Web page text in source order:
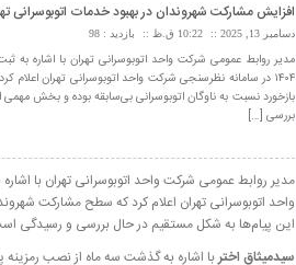
افزایش مشارکت شهروندان در بهبود خدمات اتوبوسرانی
دسامبر 13, 2025 10:22 ق.ظ بازدید : 98
۱۴۰۴ در سامانه نظرسنجی شرکت واحد اتوبوسرانی تهران
بازخورد نسبت به ناوگان اتوبوسرانی بی‌سابقه بوده و بخش
بررسی […]
واحد اتوبوسرانی تهران اعلام کرد که سطح مشارکت
این پیام‌ها به شکل مستقیم در حال بررسی و رسیدگی
سیدمیثاق اختر